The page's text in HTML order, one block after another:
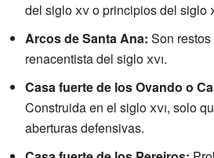
del sigloxvo principios del siglo
Arcos de Santa Ana: Son
renacentista del sigloxvi.
Casa fuerte de los Ovando o
Construida en el sigloxvi, solo
aberturas defensivas.